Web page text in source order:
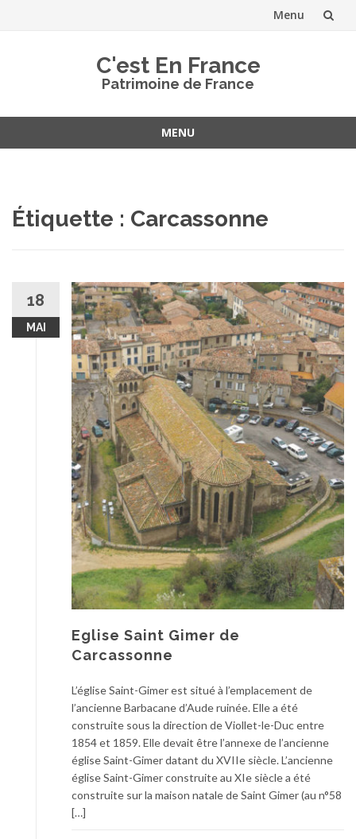
Menu
C'est En France
Patrimoine de France
MENU
Étiquette : Carcassonne
18
MAI
Eglise Saint Gimer de
Carcassonne
L’église Saint-Gimer est situé à l’emplacement de
l’ancienne Barbacane d’Aude ruinée. Elle a été
construite sous la direction de Viollet-le-Duc entre
1854 et 1859. Elle devait être l’annexe de l’ancienne
église Saint-Gimer datant du XVIIe siècle. L’ancienne
église Saint-Gimer construite au XIe siècle a été
construite sur la maison natale de Saint Gimer (au n°58
[…]